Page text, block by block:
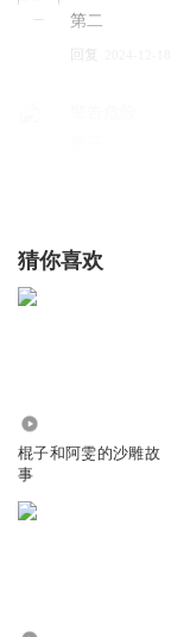
第二
回复
第一
猜你喜欢
棍子和阿雯的沙雕故
事